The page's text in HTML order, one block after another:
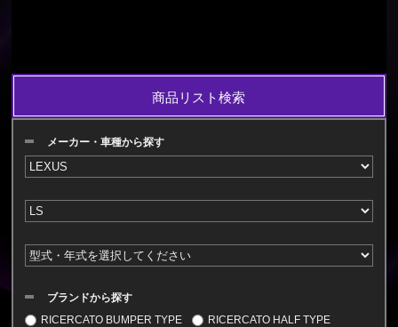
商品リスト検索
メーカー・車種から探す
ブランドから探す
RICERCATO BUMPER TYPE
RICERCATO HALF TYPE